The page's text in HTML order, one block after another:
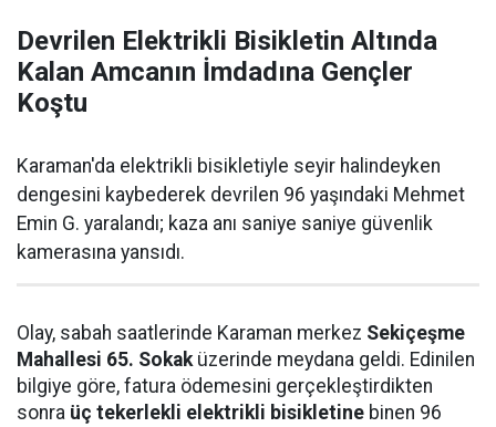
Devrilen Elektrikli Bisikletin Altında
Kalan Amcanın İmdadına Gençler
Koştu
Karaman'da elektrikli bisikletiyle seyir halindeyken
dengesini kaybederek devrilen 96 yaşındaki Mehmet
Emin G. yaralandı; kaza anı saniye saniye güvenlik
kamerasına yansıdı.
Olay, sabah saatlerinde Karaman merkez Sekiçeşme
Mahallesi 65. Sokaküzerinde meydana geldi. Edinilen
bilgiye göre, fatura ödemesini gerçekleştirdikten
sonra üç tekerlekli elektrikli bisikletine binen 96